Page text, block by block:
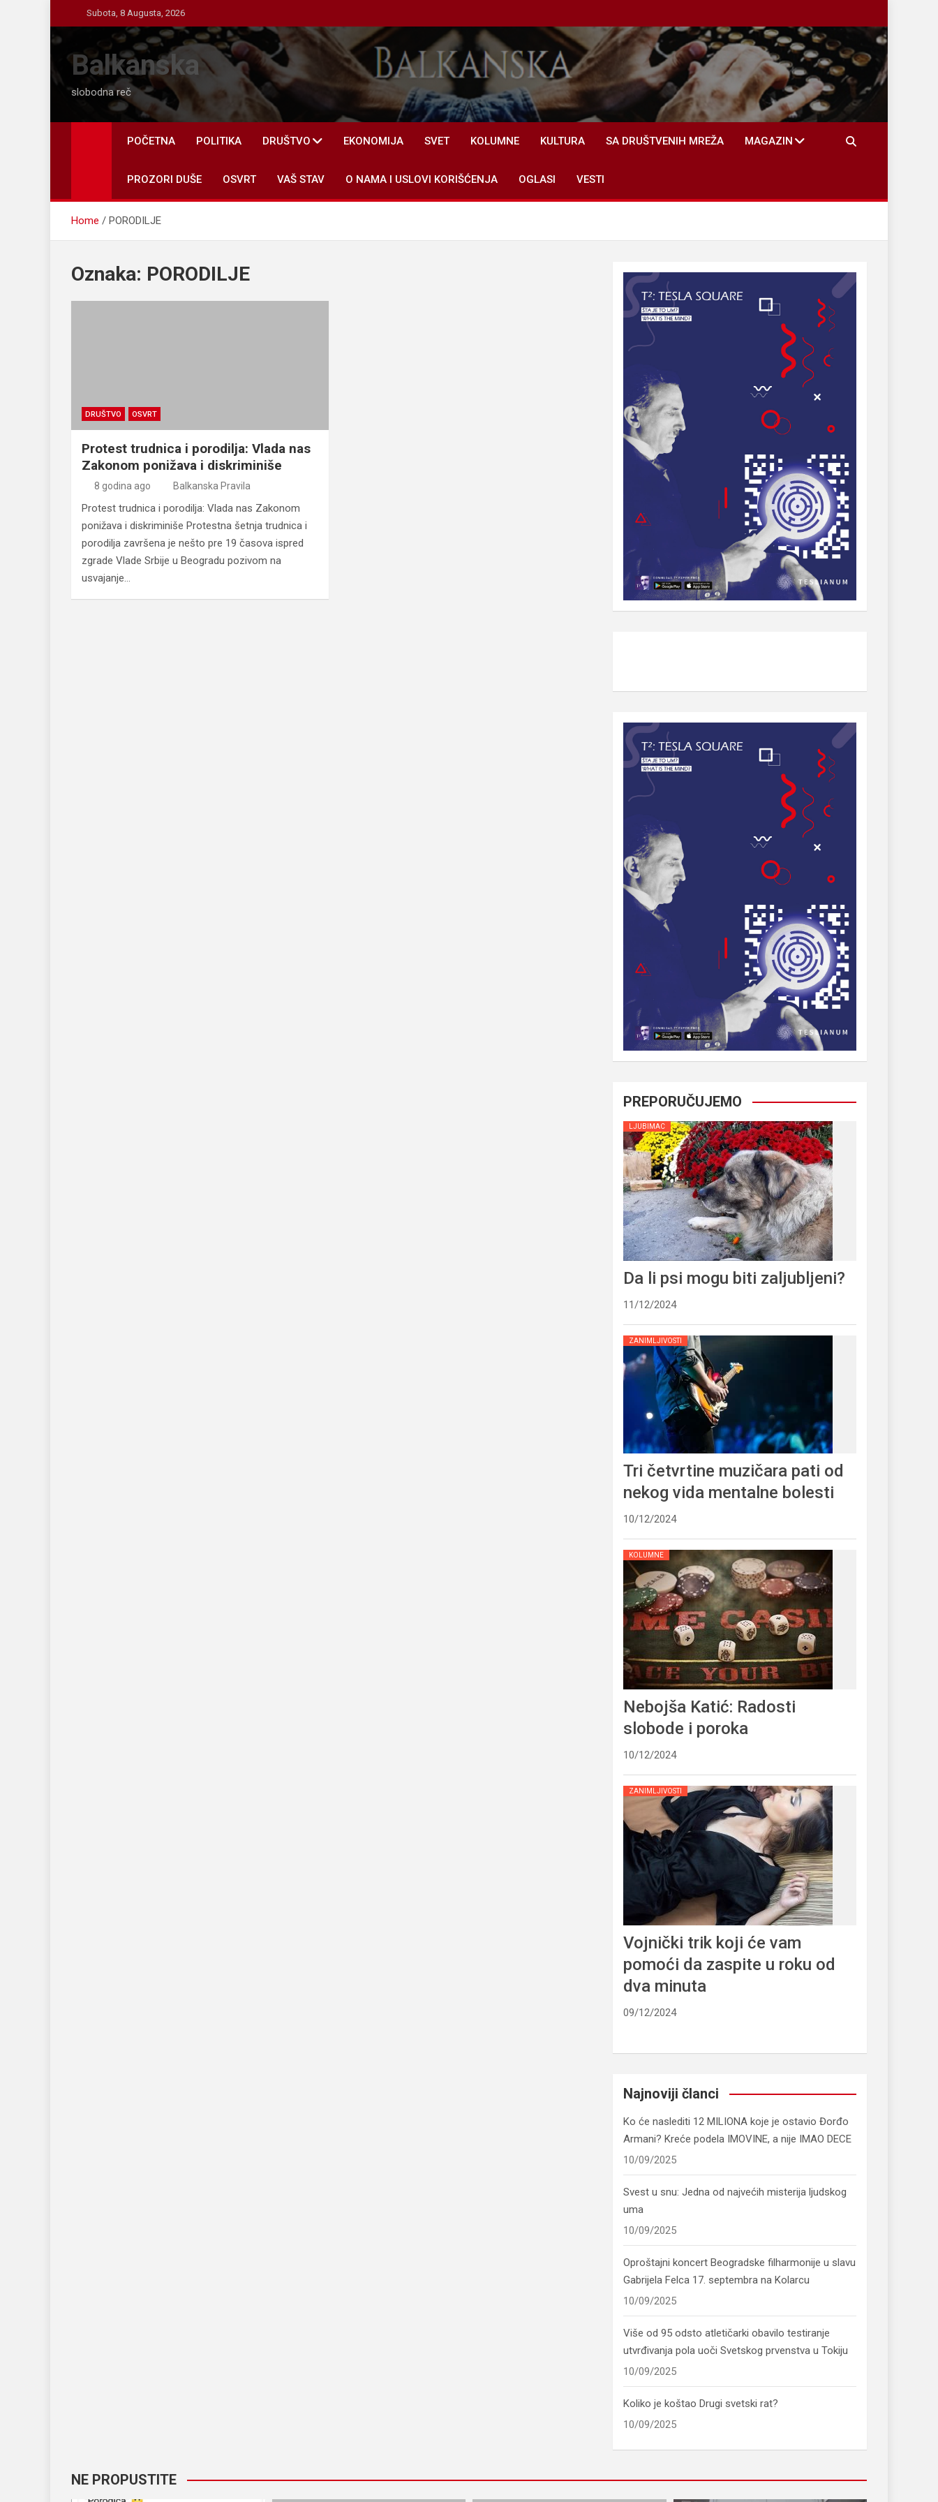
to
content
Subota, 8 Augusta, 2026
Balkanska
slobodna reč
POČETNA POLITIKA DRUŠTVO EKONOMIJA SVET KOLUMNE KULTURA SA DRUŠTVENIH MREŽA MAGAZIN
PROZORI DUŠE OSVRT VAŠ STAV O NAMA I USLOVI KORIŠĆENJA OGLASI VESTI
Home PORODILJE
Oznaka: PORODILJE
DRUŠTVO OSVRT
Protest trudnica i porodilja: Vlada nas
Zakonom ponižava i diskriminiše
8 godina ago Balkanska Pravila
Protest trudnica i porodilja: Vlada nas Zakonom
ponižava i diskriminiše Protestna šetnja trudnica i
porodilja završena je nešto pre 19 časova ispred
zgrade Vlade Srbije u Beogradu pozivom na
usvajanje…
PREPORUČUJEMO
LJUBIMAC
Da li psi mogu biti zaljubljeni?
11/12/2024
ZANIMLJIVOSTI
Tri četvrtine muzičara pati od
nekog vida mentalne bolesti
10/12/2024
KOLUMNE
Nebojša Katić: Radosti
slobode i poroka
10/12/2024
ZANIMLJIVOSTI
Vojnički trik koji će vam
pomoći da zaspite u roku od
dva minuta
09/12/2024
Najnoviji članci
Ko će naslediti 12 MILIONA koje je ostavio Đorđo
Armani? Kreće podela IMOVINE, a nije IMAO DECE
10/09/2025
Svest u snu: Jedna od najvećih misterija ljudskog
uma
10/09/2025
Oproštajni koncert Beogradske filharmonije u slavu
Gabrijela Felca 17. septembra na Kolarcu
10/09/2025
Više od 95 odsto atletičarki obavilo testiranje
utvrđivanja pola uoči Svetskog prvenstva u Tokiju
10/09/2025
Koliko je koštao Drugi svetski rat?
10/09/2025
NE PROPUSTITE